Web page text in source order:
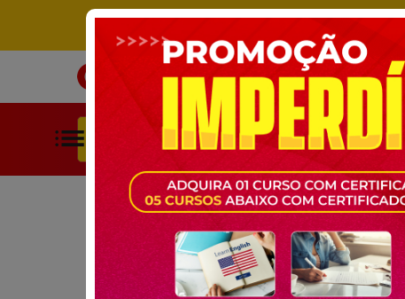
ÚNICO SITE DE CURSOS LIVRES
INÍCIO CURSOS
BUSCAR POR CATEGORIAS
CURSOS GRATUITOS INDÚSTRIA E TECNOLOGIA
CURSO GRATUITO ONLINE:
LID E METROLOGIA